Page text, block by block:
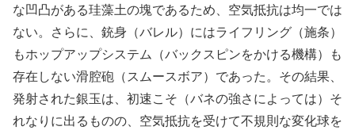
な凹凸がある珪藻土の塊であるため、空気抵抗は均一では
ない。さらに、銃身（バレル）にはライフリング（施条）
もホップアップシステム（バックスピンをかける機構）も
存在しない滑腔砲（スムースボア）であった。その結果、
発射された銀玉は、初速こそ（バネの強さによっては）そ
れなりに出るものの、空気抵抗を受けて不規則な変化球を